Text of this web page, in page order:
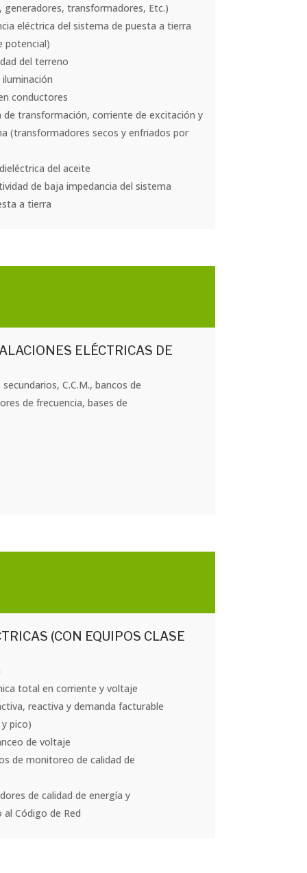
generadores, transformadores, Etc.)
eléctrica del sistema de puesta a tierra
potencial)
del terreno
conductores
de transformación, corriente de excitación y
(transformadores secos y enfriados por
del aceite
de baja impedancia del sistema
a tierra
ELÉCTRICAS DE
C.C.M., bancos de
de frecuencia, bases de
(CON EQUIPOS CLASE
total en corriente y voltaje
reactiva y demanda facturable
pico)
de voltaje
de monitoreo de calidad de
de calidad de energía y
Código de Red